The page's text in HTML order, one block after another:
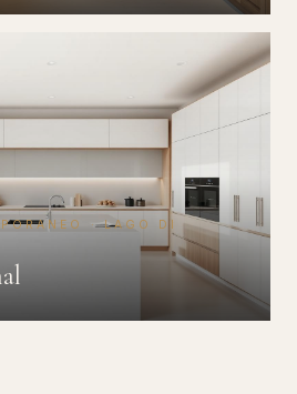
· LAGO DI